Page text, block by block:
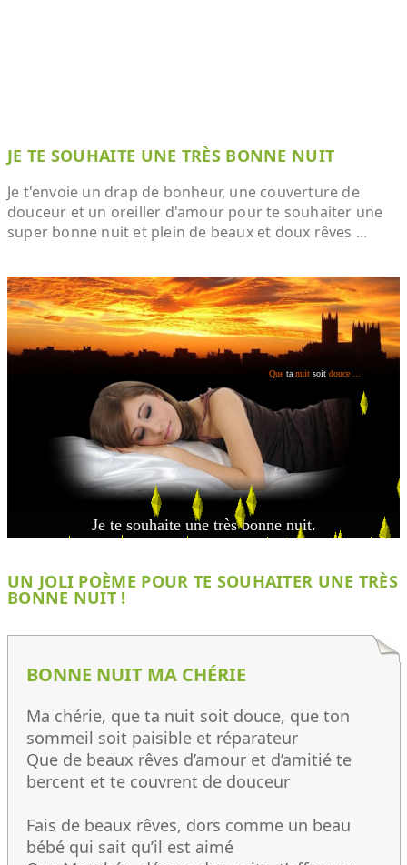
JE TE SOUHAITE UNE TRÈS BONNE NUIT
Je t'envoie un drap de bonheur, une couverture de
douceur et un oreiller d'amour pour te souhaiter une
super bonne nuit et plein de beaux et doux rêves ...
UN JOLI POÈME POUR TE SOUHAITER UNE TRÈS
BONNE NUIT !
BONNE NUIT MA CHÉRIE
Ma chérie, que ta nuit soit douce, que ton
sommeil soit paisible et réparateur
Que de beaux rêves d’amour et d’amitié te
bercent et te couvrent de douceur
Fais de beaux rêves, dors comme un beau
bébé qui sait qu’il est aimé